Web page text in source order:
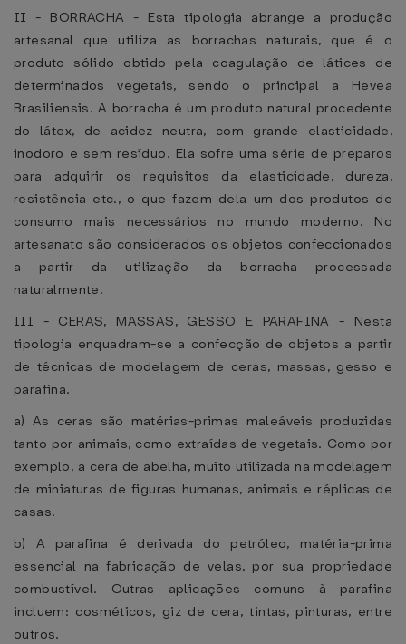
II - BORRACHA - Esta tipologia abrange a produção
artesanal que utiliza as borrachas naturais, que é o
produto sólido obtido pela coagulação de látices de
determinados vegetais, sendo o principal a Hevea
Brasiliensis. A borracha é um produto natural procedente
do látex, de acidez neutra, com grande elasticidade,
inodoro e sem resíduo. Ela sofre uma série de preparos
para adquirir os requisitos da elasticidade, dureza,
resistência etc., o que fazem dela um dos produtos de
consumo mais necessários no mundo moderno. No
artesanato são considerados os objetos confeccionados
a partir da utilização da borracha processada
naturalmente.
III - CERAS, MASSAS, GESSO E PARAFINA - Nesta
tipologia enquadram-se a confecção de objetos a partir
de técnicas de modelagem de ceras, massas, gesso e
parafina.
a) As ceras são matérias-primas maleáveis produzidas
tanto por animais, como extraídas de vegetais. Como por
exemplo, a cera de abelha, muito utilizada na modelagem
de miniaturas de figuras humanas, animais e réplicas de
casas.
b) A parafina é derivada do petróleo, matéria-prima
essencial na fabricação de velas, por sua propriedade
combustível. Outras aplicações comuns à parafina
incluem: cosméticos, giz de cera, tintas, pinturas, entre
outros.